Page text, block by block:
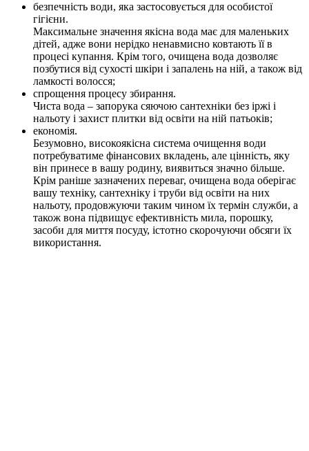
безпечність води, яка застосовується для особистої
гігієни.
Максимальне значення якісна вода має для маленьких
дітей, адже вони нерідко ненавмисно ковтають її в
процесі купання. Крім того, очищена вода дозволяє
позбутися від сухості шкіри і запалень на ній, а також від
ламкості волосся;
спрощення процесу збирання.
Чиста вода – запорука сяючою сантехніки без іржі і
нальоту і захист плитки від освіти на ній патьоків;
економія.
Безумовно, високоякісна система очищення води
потребуватиме фінансових вкладень, але цінність, яку
він принесе в вашу родину, виявиться значно більше.
Крім раніше зазначених переваг, очищена вода оберігає
вашу техніку, сантехніку і труби від освіти на них
нальоту, продовжуючи таким чином їх термін служби, а
також вона підвищує ефективність мила, порошку,
засоби для миття посуду, істотно скорочуючи обсяги їх
використання.